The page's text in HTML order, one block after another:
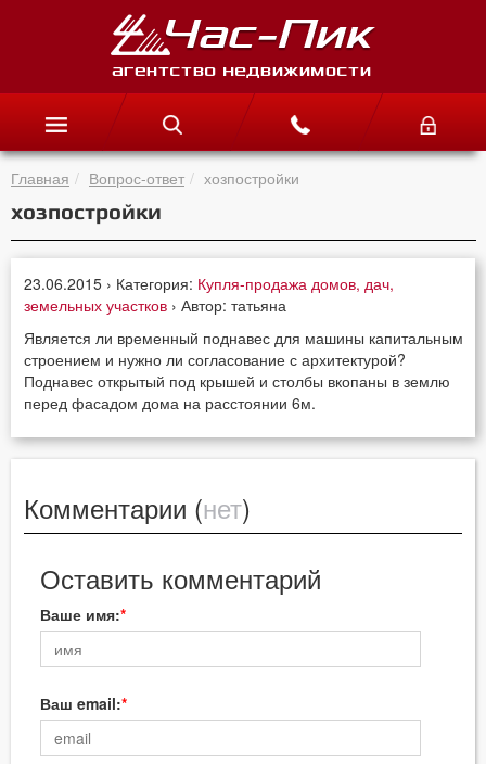
Главная Вопрос-ответ хозпостройки
хозпостройки
23.06.2015 › Категория: Купля-продажа домов, дач,
земельных участков › Автор: татьяна
Является ли временный поднавес для машины капитальным
строением и нужно ли согласование с архитектурой?
Поднавес открытый под крышей и столбы вкопаны в землю
перед фасадом дома на расстоянии 6м.
Комментарии (нет)
Оставить комментарий
Ваше имя:
Ваш email: